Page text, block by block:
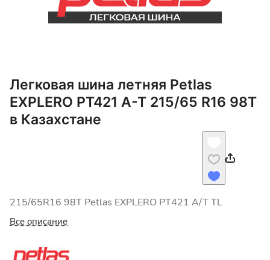
Легковая шина летняя Petlas
EXPLERO PT421 A-T 215/65 R16 98T
в Казахстане
215/65R16 98T Petlas EXPLERO PT421 A/T TL
Все описание